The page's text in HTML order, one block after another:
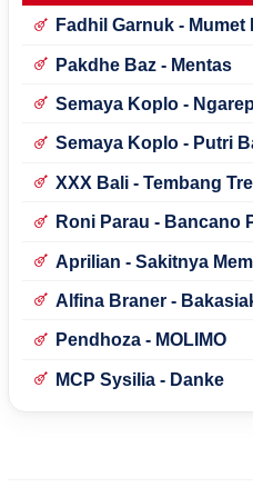
Fadhil Garnuk - Mumet
Pakdhe Baz - Mentas
Semaya Koplo -
Semaya Koplo - Putri
XXX Bali - Tembang
Roni Parau - Bancano
Aprilian - Sakitnya
Alfina Braner -
Pendhoza - MOLIMO
MCP Sysilia - Danke